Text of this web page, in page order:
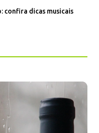
confira dicas musicais